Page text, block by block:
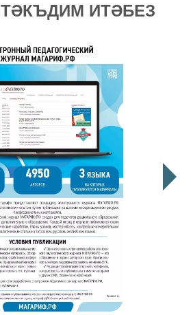
ТӘКЪДИМ ИТӘБЕЗ